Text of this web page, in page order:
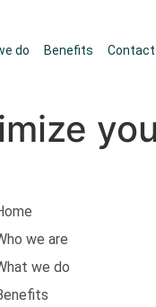
do Benefits Contact
we are
we do